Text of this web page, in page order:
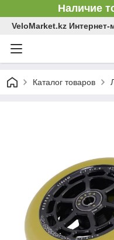
Наличие
VeloMarket.kz Интернет-
Каталог товаров